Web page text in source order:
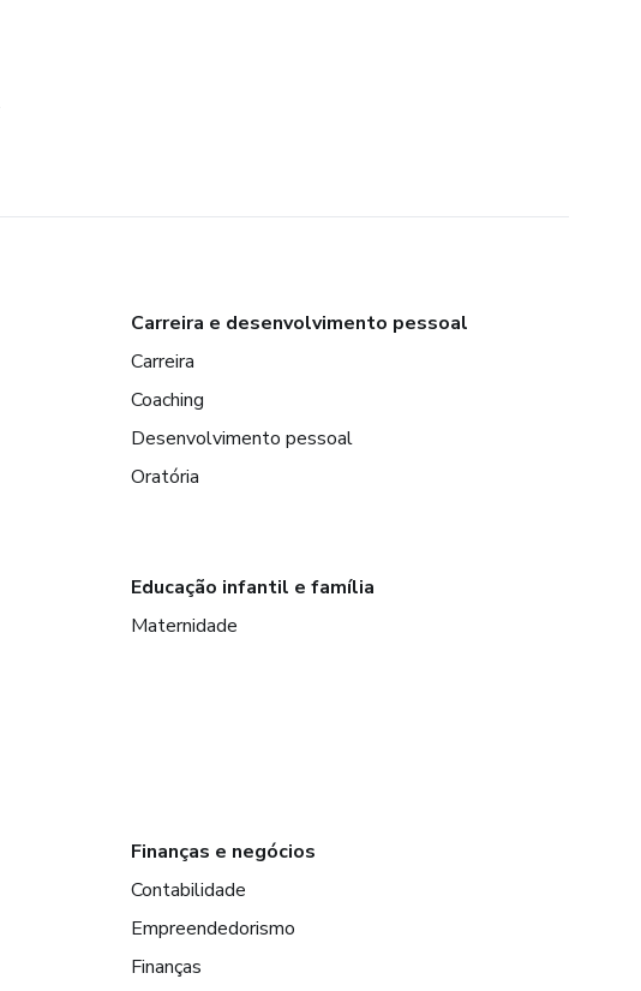
Carreira e desenvolvimento pessoal
Carreira
Coaching
Desenvolvimento pessoal
Oratória
Educação infantil e família
Maternidade
Finanças e negócios
Contabilidade
Empreendedorismo
Finanças